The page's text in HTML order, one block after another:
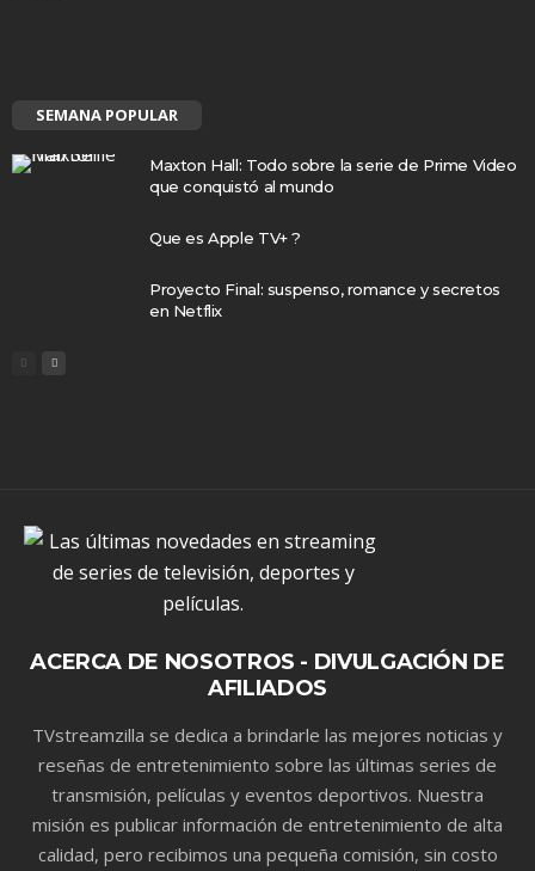
SEMANA POPULAR
Maxton Hall: Todo sobre la serie de Prime Video
que conquistó al mundo
Que es Apple TV+ ?
Proyecto Final: suspenso, romance y secretos
en Netflix
ACERCA DE NOSOTROS - DIVULGACIÓN DE
AFILIADOS
TVstreamzilla se dedica a brindarle las mejores noticias y
reseñas de entretenimiento sobre las últimas series de
transmisión, películas y eventos deportivos. Nuestra
misión es publicar información de entretenimiento de alta
calidad, pero recibimos una pequeña comisión, sin costo